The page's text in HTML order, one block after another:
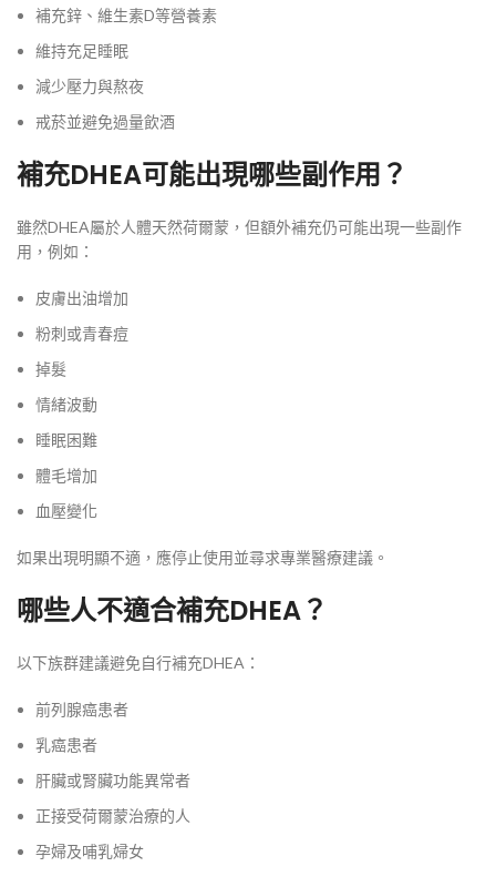
補充鋅、維生素D等營養素
維持充足睡眠
減少壓力與熬夜
戒菸並避免過量飲酒
補充DHEA可能出現哪些副作用？
雖然DHEA屬於人體天然荷爾蒙，但額外補充仍可能出現一些副作
用，例如：
皮膚出油增加
粉刺或青春痘
掉髮
情緒波動
睡眠困難
體毛增加
血壓變化
如果出現明顯不適，應停止使用並尋求專業醫療建議。
哪些人不適合補充DHEA？
以下族群建議避免自行補充DHEA：
前列腺癌患者
乳癌患者
肝臟或腎臟功能異常者
正接受荷爾蒙治療的人
孕婦及哺乳婦女